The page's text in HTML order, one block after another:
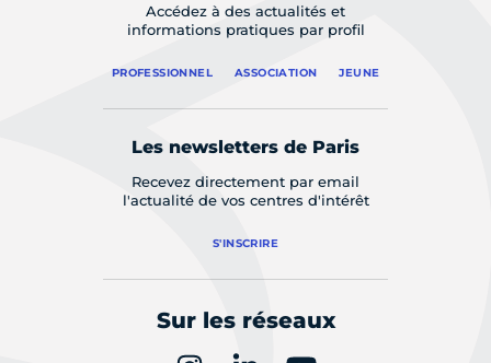
Accédez à des actualités et
informations pratiques par profil
PROFESSIONNEL ASSOCIATION JEUNE
Les newsletters de Paris
Recevez directement par email
l'actualité de vos centres d'intérêt
S'INSCRIRE
Sur les réseaux